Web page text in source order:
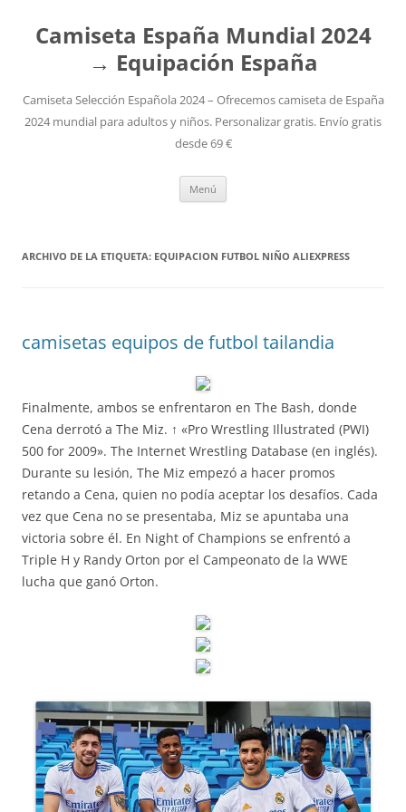
Camiseta España Mundial 2024
→ Equipación España
Camiseta Selección Española 2024 – Ofrecemos camiseta de España
2024 mundial para adultos y niños. Personalizar gratis. Envío gratis
desde 69 €
Menú
ARCHIVO DE LA ETIQUETA: EQUIPACION FUTBOL NIÑO ALIEXPRESS
camisetas equipos de futbol tailandia
Finalmente, ambos se enfrentaron en The Bash, donde
Cena derrotó a The Miz. ↑ «Pro Wrestling Illustrated (PWI)
500 for 2009». The Internet Wrestling Database (en inglés).
Durante su lesión, The Miz empezó a hacer promos
retando a Cena, quien no podía aceptar los desafíos. Cada
vez que Cena no se presentaba, Miz se apuntaba una
victoria sobre él. En Night of Champions se enfrentó a
Triple H y Randy Orton por el Campeonato de la WWE
lucha que ganó Orton.